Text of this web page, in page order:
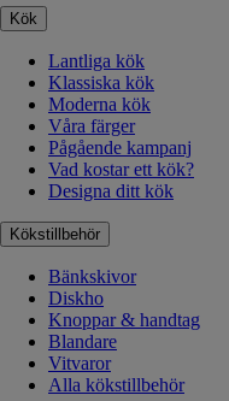
Kök
Lantliga kök
Klassiska kök
Moderna kök
Våra färger
Pågående kampanj
Vad kostar ett kök?
Designa ditt kök
Kökstillbehör
Bänkskivor
Diskho
Knoppar & handtag
Blandare
Vitvaror
Alla kökstillbehör